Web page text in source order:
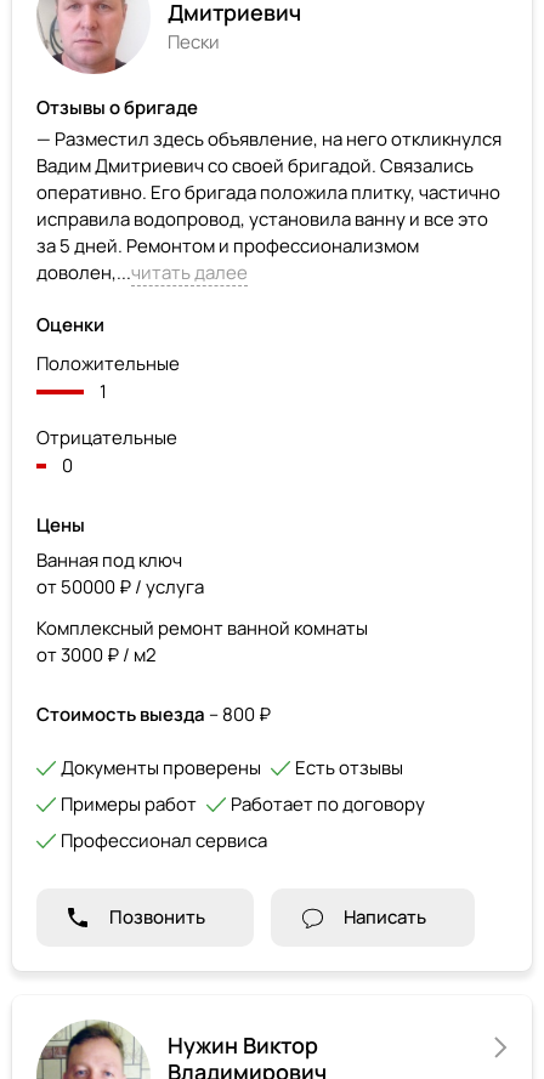
Дмитриевич
Пески
Отзывы о бригаде
— Разместил здесь объявление, на него откликнулся
Вадим Дмитриевич со своей бригадой. Связались
оперативно. Его бригада положила плитку, частично
исправила водопровод, установила ванну и все это
за 5 дней. Ремонтом и профессионализмом
доволен,...читать далее
Оценки
Положительные
1
Отрицательные
0
Цены
Ванная под ключ
от 50000 ₽ / услуга
Комплексный ремонт ванной комнаты
от 3000 ₽ / м2
Стоимость выезда – 800 ₽
Документы проверены
Есть отзывы
Примеры работ
Работает по договору
Профессионал сервиса
Позвонить Написать
Нужин Виктор
Владимирович